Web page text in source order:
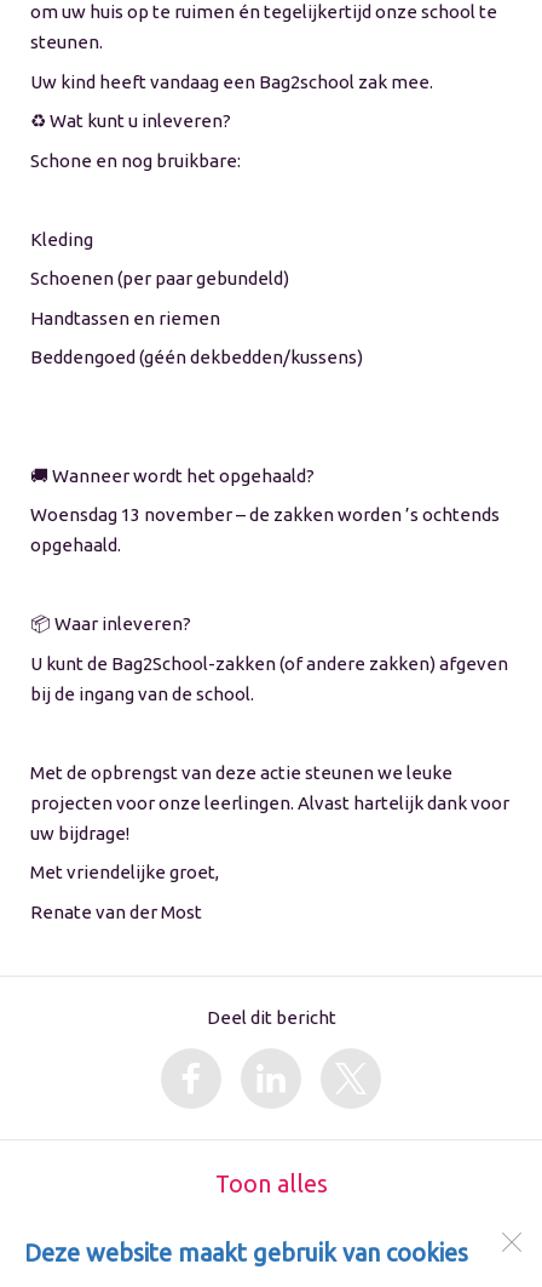
Deze website maakt gebruik van cookies
om uw huis op te ruimen én tegelijkertijd onze school te
steunen.
Uw kind heeft vandaag een Bag2school zak mee.
♻️ Wat kunt u inleveren?
Schone en nog bruikbare:
Kleding
Schoenen (per paar gebundeld)
Handtassen en riemen
Beddengoed (géén dekbedden/kussens)
🚚 Wanneer wordt het opgehaald?
Woensdag 13 november – de zakken worden ’s ochtends
opgehaald.
📦 Waar inleveren?
U kunt de Bag2School-zakken (of andere zakken) afgeven
bij de ingang van de school.
Met de opbrengst van deze actie steunen we leuke
projecten voor onze leerlingen. Alvast hartelijk dank voor
uw bijdrage!
Met vriendelijke groet,
Renate van der Most
Deel dit bericht
Toon alles
IKC De Fontein